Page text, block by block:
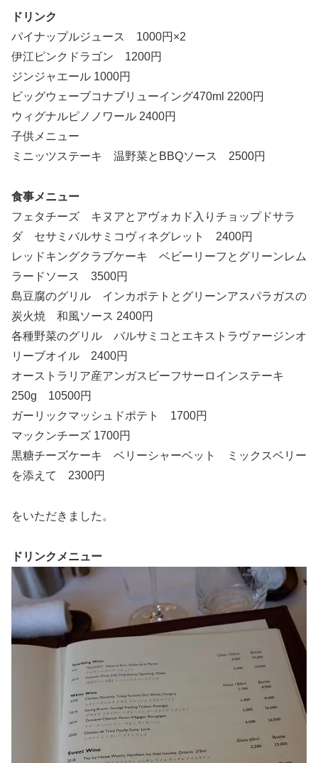
ドリンク
パイナップルジュース 1000円×2
伊江ピンクドラゴン 1200円
ジンジャエール 1000円
ビッグウェーブコナブリューイング470ml 2200円
ウィグナルピノノワール 2400円
子供メニュー
ミニッツステーキ 温野菜とBBQソース 2500円
食事メニュー
フェタチーズ キヌアとアヴォカド入りチョップドサラ
ダ セサミバルサミコヴィネグレット 2400円
レッドキングクラブケーキ ベビーリーフとグリーンレム
ラードソース 3500円
島豆腐のグリル インカポテトとグリーンアスパラガスの
炭火焼 和風ソース 2400円
各種野菜のグリル バルサミコとエキストラヴァージンオ
リーブオイル 2400円
オーストラリア産アンガスビーフサーロインステーキ
250g 10500円
ガーリックマッシュドポテト 1700円
マックンチーズ 1700円
黒糖チーズケーキ ベリーシャーベット ミックスベリー
を添えて 2300円
をいただきました。
ドリンクメニュー